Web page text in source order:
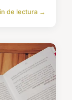
de lectura →